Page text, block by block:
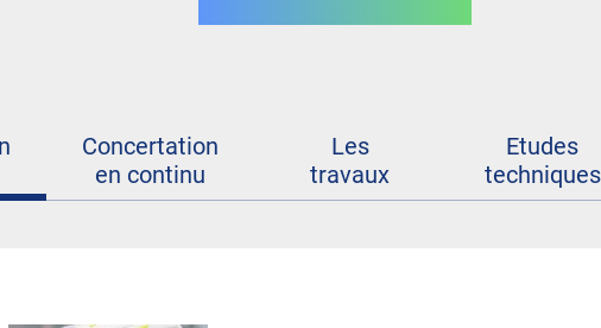
Concertation
en continu
Les
travaux
Etudes
techniques